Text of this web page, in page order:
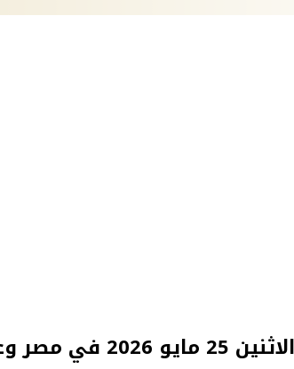
ارتفاع سعر الذهب اليوم الاثنين 25 مايو